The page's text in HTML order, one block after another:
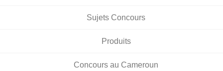
Sujets Concours
Produits
Concours au Cameroun